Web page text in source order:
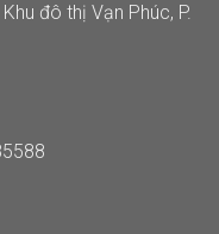
đô thị Vạn Phúc, P.